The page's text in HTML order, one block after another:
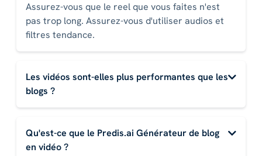
Assurez-vous que le reel que vous faites n'est
pas trop long. Assurez-vous d'utiliser audios et
filtres tendance.
Les vidéos sont-elles plus performantes que les
blogs ?
Qu'est-ce que le Predis.ai Générateur de blog
en vidéo ?